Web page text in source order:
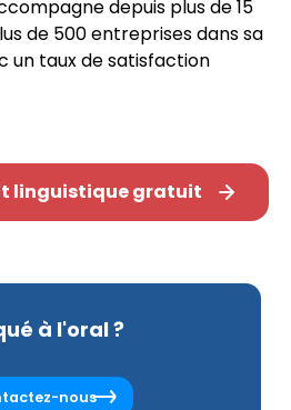
depuis plus de 15
de 500 entreprises dans sa
un taux de satisfaction
linguistique gratuit
à l'oral ?
nous